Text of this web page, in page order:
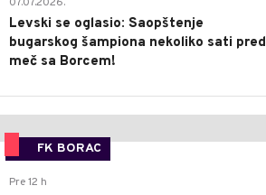
07.07.2026.
Levski se oglasio: Saopštenje
bugarskog šampiona nekoliko sati pred
meč sa Borcem!
FK BORAC
Pre 12 h